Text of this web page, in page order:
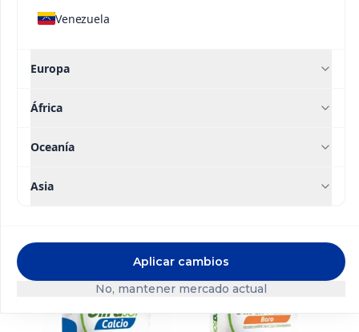
Venezuela
Europa
África
Oceanía
Asia
No, mantener mercado actual
Aplicar cambios
se encuentra dentro de la categoría de los
la hoja de datos de seguridad antes de usar este
Contacto